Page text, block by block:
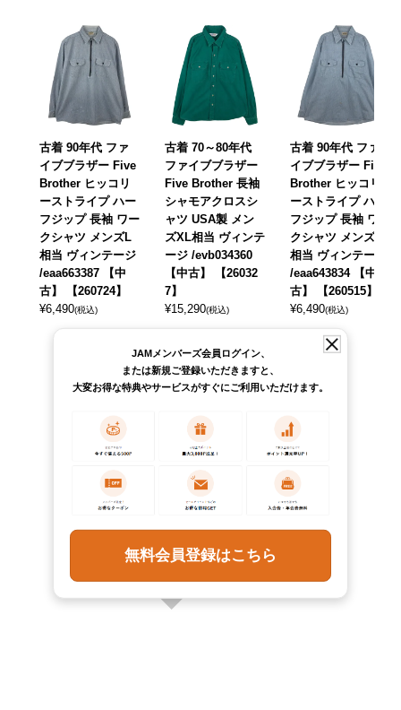
古着 90年代 ファ
イブブラザー Five
Brother ヒッコリ
ーストライプ ハー
フジップ 長袖 ワー
クシャツ メンズL
相当 ヴィンテージ
/eaa663387 【中
古】 【260724】
¥6,490(税込)
古着 70～80年代
ファイブブラザー
Five Brother 長袖
シャモアクロスシ
ャツ USA製 メン
ズXL相当 ヴィンテ
ージ /evb034360
【中古】 【26032
7】
¥15,290(税込)
古着 90年代 ファ
イブブラザー Five
Brother ヒッコリ
ーストライプ ハー
フジップ 長袖 ワー
クシャツ メンズL
相当 ヴィンテージ
/eaa643834 【中
古】 【260515】
¥6,490(税込)
JAMメンバーズ会員ログイン、
または新規ご登録いただきますと、
大変お得な特典やサービスがすぐにご利用いただけます。
無料会員登録はこちら